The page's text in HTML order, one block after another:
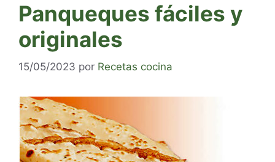
Panqueques fáciles y
originales
15/05/2023 por Recetas cocina